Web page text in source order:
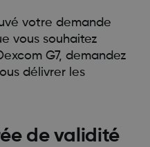
votre demande
vous souhaitez
G7, demandez
délivrer les
de validité